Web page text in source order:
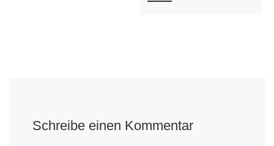
Schreibe einen Kommentar